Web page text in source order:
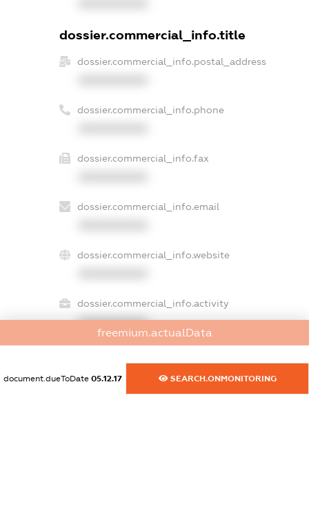
dossier.commercial_info.title
dossier.commercial_info.postal_address
dossier.commercial_info.phone
dossier.commercial_info.fax
dossier.commercial_info.email
dossier.commercial_info.website
dossier.commercial_info.activity
XXXXXXXXXX
freemium.exampleText_1
freemium.exampleText_2
freemium.actualData
document.dueToDate 05.12.17 SEARCH.ONMONITORING